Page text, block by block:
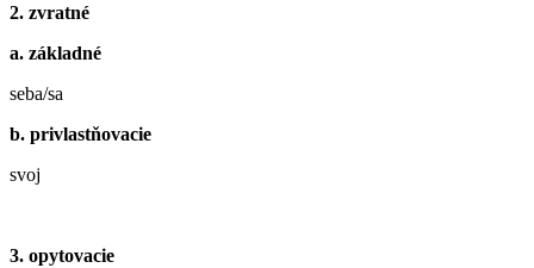
2. zvratné
a. základné
seba/sa
b. privlastňovacie
svoj
3. opytovacie